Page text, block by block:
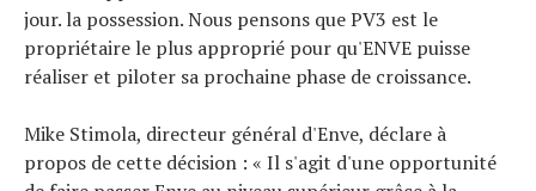
jour. la possession. Nous pensons que PV3 est le
propriétaire le plus approprié pour qu'ENVE puisse
réaliser et piloter sa prochaine phase de croissance.
Mike Stimola, directeur général d'Enve, déclare à
propos de cette décision : « Il s'agit d'une opportunité